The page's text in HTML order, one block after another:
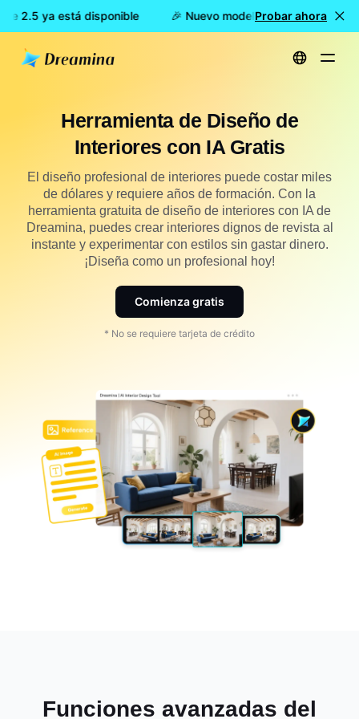
2.5 ya está disponible 🎉 Nuevo modelo DISPONIBLE:
Probar ahora
Inicio Crear Herramienta gratuita de diseño de interiores con IA
Herramienta de Diseño de
Interiores con IA Gratis
El diseño profesional de interiores puede costar miles
de dólares y requiere años de formación. Con la
herramienta gratuita de diseño de interiores con IA de
Dreamina, puedes crear interiores dignos de revista al
instante y experimentar con estilos sin gastar dinero.
¡Diseña como un profesional hoy!
Comienza gratis
* No se requiere tarjeta de crédito
Funciones avanzadas del